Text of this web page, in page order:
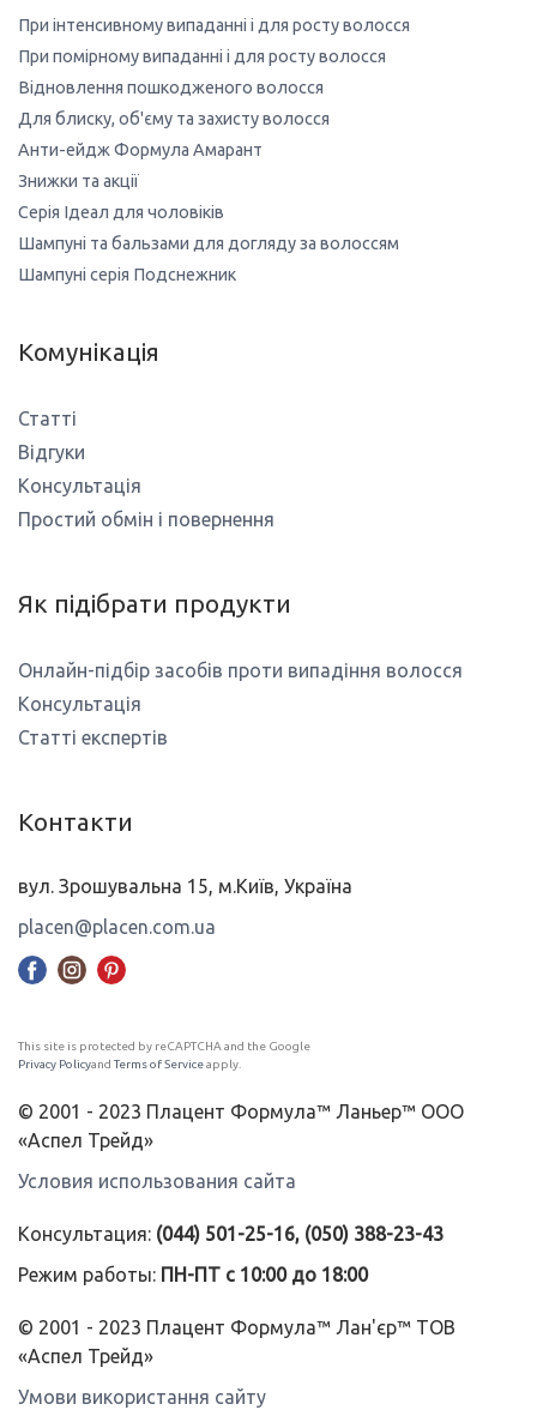
При інтенсивному випаданні і для росту волосся
При помірному випаданні і для росту волосся
Відновлення пошкодженого волосся
Для блиску, об'єму та захисту волосся
Анти-ейдж Формула Амарант
Знижки та акції
Серія Ідеал для чоловіків
Шампуні та бальзами для догляду за волоссям
Шампуні серія Подснежник
Комунікація
Статті
Відгуки
Консультація
Простий обмін і повернення
Як підібрати продукти
Онлайн-підбір засобів проти випадіння волосся
Консультація
Статті експертів
Контакти
вул. Зрошувальна 15, м.Київ, Україна
placen@placen.com.ua
This site is protected by reCAPTCHA and the Google
Privacy Policyand Terms of Serviceapply.
© 2001 - 2023 Плацент Формула™ Ланьер™ ООО
«Аспел Трейд»
Условия использования сайта
Консультация: (044) 501-25-16, (050) 388-23-43
Режим работы: ПН-ПТ с 10:00 до 18:00
© 2001 - 2023 Плацент Формула™ Лан'єр™ ТОВ
«Аспел Трейд»
Умови використання сайту